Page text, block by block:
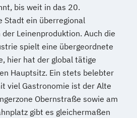
bis weit in das 20.
Stadt ein überregional
Leinenproduktion. Auch die
spielt eine übergeordnete
hier hat der global tätige
Hauptsitz. Ein stets belebter
viel Gastronomie ist der Alte
Obernstraße sowie am
gibt es gleichermaßen